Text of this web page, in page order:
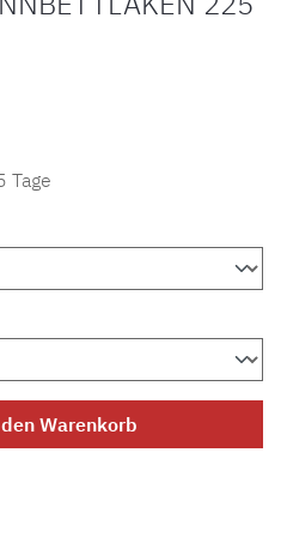
Tage
Wert ein
Warenkorb